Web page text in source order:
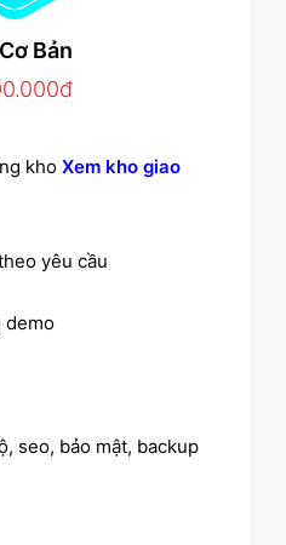
Bản
kho Xem kho giao
yêu cầu
demo
seo, bảo mật, backup